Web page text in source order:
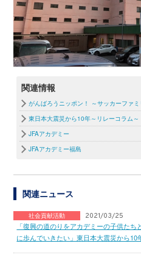
関連情報
がんばろうニッポン！ ～サッカーファ
東日本大震災から10年～リレーコラム～
JFAアカデミー
JFAアカデミー福島
関連ニュース
社会貢献活動 2021/03/25
「復興の道のりをアカデミーの子供た
に歩んでいきたい」東日本大震災から